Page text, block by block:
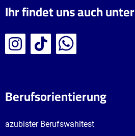
Ihr findet uns auch unter
Berufsorientierung
azubister Berufswahltest